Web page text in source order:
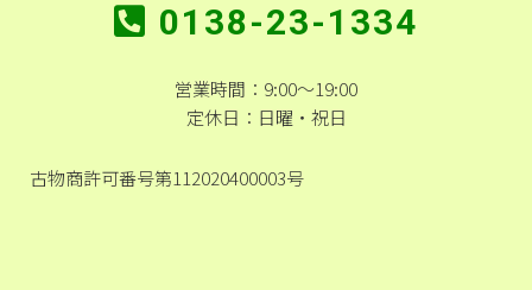
0138-23-1334
営業時間：9:00～19:00
定休日：日曜・祝日
古物商許可番号第112020400003号